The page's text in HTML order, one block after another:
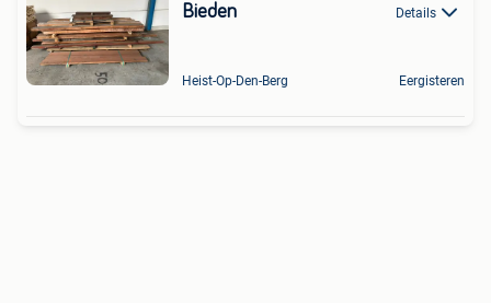
Bieden Details
Heist-Op-Den-Berg Eergisteren